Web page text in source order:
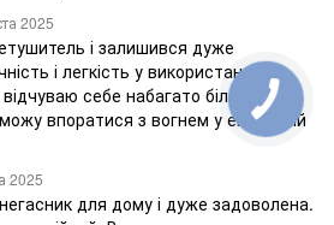
2025
і залишився дуже
і легкість у використанні
себе набагато більш
впоратися з вогнем у екстреній
2025
для дому і дуже задоволена.